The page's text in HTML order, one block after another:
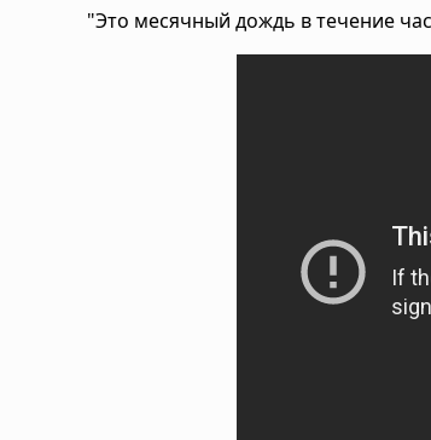
"Это месячный дождь в течение